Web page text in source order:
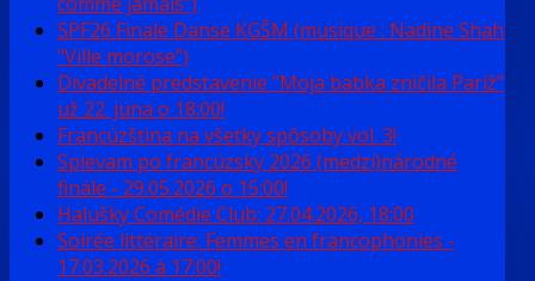
SPF26 Finale Danse KGŠM (musique : Nadine Shah
"Ville morose")
Divadelné predstavenie "Moja babka zničila Pariž"
už 22. júna o 18:00!
Francúzština na všetky spôsoby vol. 3!
Spievam po francúzsky 2026 (medzi)národné
finále - 29.05.2026 o 15:00!
Halušky Comédie Club: 27.04.2026, 18:00
Soirée littéraire: Femmes en francophonies -
17.03.2026 à 17:00!